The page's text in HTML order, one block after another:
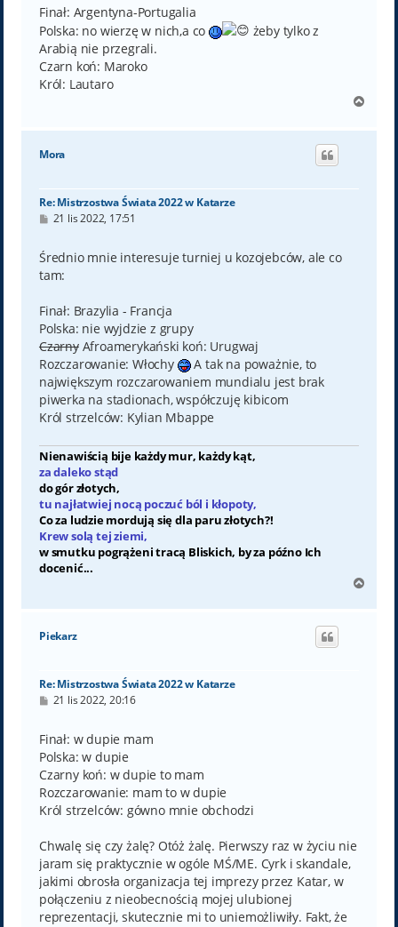
t
Finał: Argentyna-Portugalia
Polska: no wierzę w nich,a co
żeby tylko z
Arabią nie przegrali.
Czarn koń: Maroko
Król: Lautaro
g
Mora
Re: Mistrzostwa Świata 2022 w Katarze
P
t
21 lis 2022, 17:51
Średnio mnie interesuje turniej u kozojebców, ale co
tam:
Finał: Brazylia - Francja
Polska: nie wyjdzie z grupy
CzarnyAfroamerykański koń: Urugwaj
Rozczarowanie: Włochy
A tak na poważnie, to
największym rozczarowaniem mundialu jest brak
piwerka na stadionach, współczuję kibicom
Król strzelców: Kylian Mbappe
Nienawiścią bije każdy mur, każdy kąt,
za daleko stąd
do gór złotych,
tu najłatwiej nocą poczuć ból i kłopoty,
Co za ludzie mordują się dla paru złotych?!
Krew solą tej ziemi,
w smutku pogrążeni tracą Bliskich, by za późno Ich
docenić...
g
Piekarz
Re: Mistrzostwa Świata 2022 w Katarze
P
t
21 lis 2022, 20:16
Finał: w dupie mam
Polska: w dupie
Czarny koń: w dupie to mam
Rozczarowanie: mam to w dupie
Król strzelców: gówno mnie obchodzi
Chwalę się czy żalę? Otóż żalę. Pierwszy raz w życiu nie
jaram się praktycznie w ogóle MŚ/ME. Cyrk i skandale,
jakimi obrosła organizacja tej imprezy przez Katar, w
połączeniu z nieobecnością mojej ulubionej
reprezentacji, skutecznie mi to uniemożliwiły. Fakt, że